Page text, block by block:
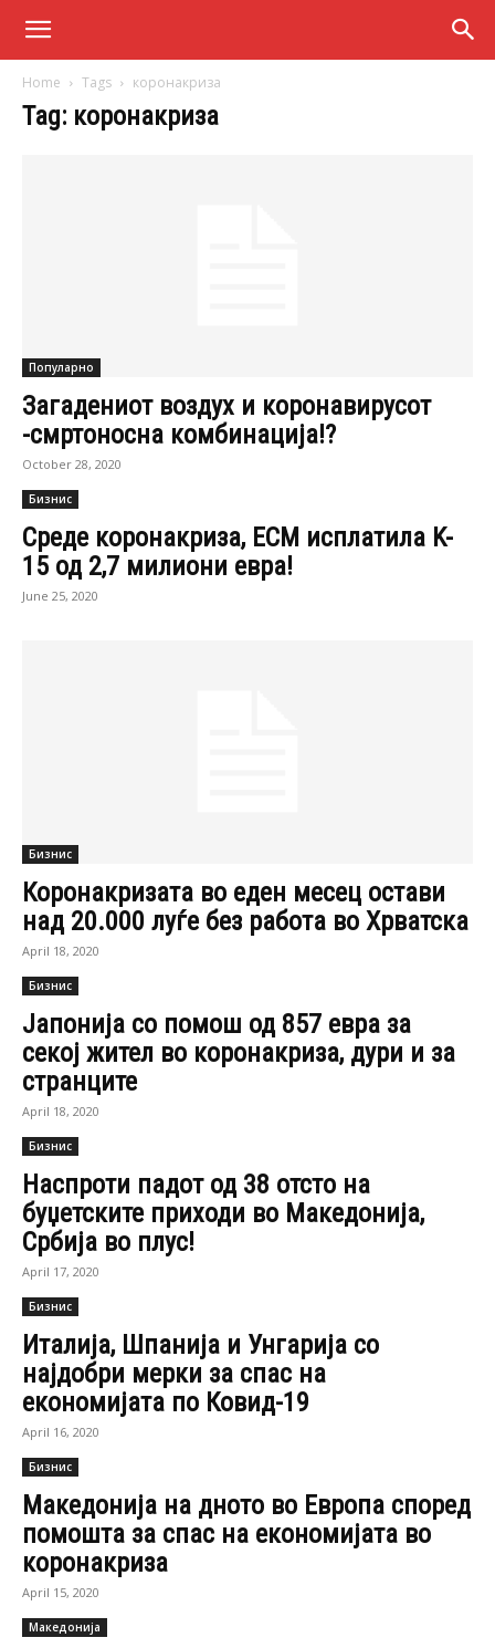
Home Tags коронакриза
Tag: коронакриза
Популарно
Загадениот воздух и коронавирусот
-смртоносна комбинација!?
October 28, 2020
Бизнис
Среде коронакриза, ЕСМ исплатилa K-
15 од 2,7 милиони евра!
June 25, 2020
Бизнис
Коронакризата во еден месец остави
над 20.000 луѓе без работа во Хрватска
April 18, 2020
Бизнис
Јапонија со помош од 857 евра за
секој жител во коронакриза, дури и за
странците
April 18, 2020
Бизнис
Наспроти падот од 38 отсто на
буџетските приходи во Македонија,
Србија во плус!
April 17, 2020
Бизнис
Италија, Шпанија и Унгарија со
најдобри мерки за спас на
економијата по Ковид-19
April 16, 2020
Бизнис
Македонија на дното во Европа според
помошта за спас на економијата во
коронакриза
April 15, 2020
Македонија